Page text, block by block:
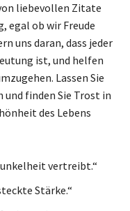
liebevollen Zitate
egal ob wir Freude
uns daran, dass jeder
ist, und helfen
Lassen Sie
und finden Sie Trost in
des Lebens
vertreibt.“
Stärke.“